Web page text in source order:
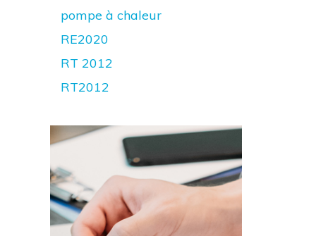
pompe à chaleur
RE2020
RT 2012
RT2012